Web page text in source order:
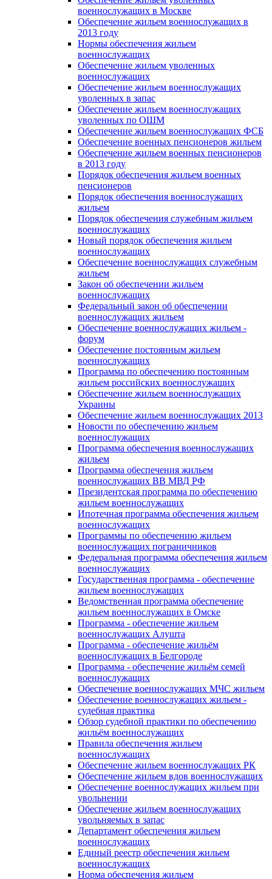
военнослужащих в Москве
Обеспечение жильем военнослужащих в
2013 году
Нормы обеспечения жильем
военнослужащих
Обеспечение жильем уволенных
военнослужащих
Обеспечение жильем военнослужащих
уволенных в запас
Обеспечение жильем военнослужащих
уволенных по ОШМ
Обеспечение жильем военнослужащих ФСБ
Обеспечение военных пенсионеров жильем
Обеспечение жильем военных пенсионеров
в 2013 году
Порядок обеспечения жильем военных
пенсионеров
Порядок обеспечения военнослужащих
жильем
Порядок обеспечения служебным жильем
военнослужащих
Новый порядок обеспечения жильем
военнослужащих
Обеспечение военнослужащих служебным
жильем
Закон об обеспечении жильем
военнослужащих
Федеральный закон об обеспечении
военнослужащих жильем
Обеспечение военнослужащих жильем -
форум
Обеспечение постоянным жильем
военнослужащих
Программа по обеспечению постоянным
жильем российских военнослужащих
Обеспечение жильем военнослужащих
Украины
Обеспечение жильем военнослужащих 2013
Новости по обеспечению жильем
военнослужащих
Программа обеспечения военнослужащих
жильем
Программа обеспечения жильем
военнослужащих ВВ МВД РФ
Президентская программа по обеспечению
жильем военнослужащих
Ипотечная программа обеспечения жильем
военнослужащих
Программы по обеспечению жильем
военнослужащих пограничников
Федеральная программа обеспечения жильем
военнослужащих
Государственная программа - обеспечение
жильем военнослужащих
Ведомственная программа обеспечение
жильем военнослужащих в Омске
Программа - обеспечение жильем
военнослужащих Алушта
Программа - обеспечение жильём
военнослужащих в Белгороде
Программа - обеспечение жильём семей
военнослужащих
Обеспечение военнослужащих МЧС жильем
Обеспечение военнослужащих жильем -
судебная практика
Обзор судебной практики по обеспечению
жильём военнослужащих
Правила обеспечения жильем
военнослужащих
Обеспечение жильем военнослужащих РК
Обеспечение жильем вдов военнослужащих
Обеспечение военнослужащих жильем при
увольнении
Обеспечение жильем военнослужащих
увольняемых в запас
Департамент обеспечения жильем
военнослужащих
Единый реестр обеспечения жильем
военнослужащих
Норма обеспечения жильем